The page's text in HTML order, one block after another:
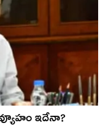
వ్యూహం ఇదేనా?